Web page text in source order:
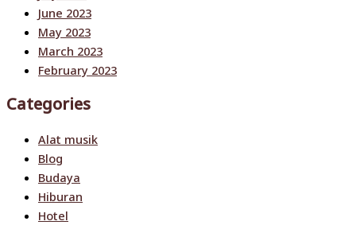
June 2023
May 2023
March 2023
February 2023
Categories
Alat musik
Blog
Budaya
Hiburan
Hotel